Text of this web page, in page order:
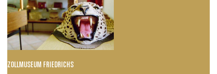
ZOLLMUSEUM FRIEDRICHS